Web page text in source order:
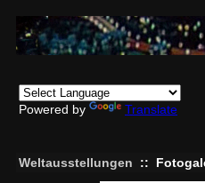
Powered by Translate
Weltausstellungen ::